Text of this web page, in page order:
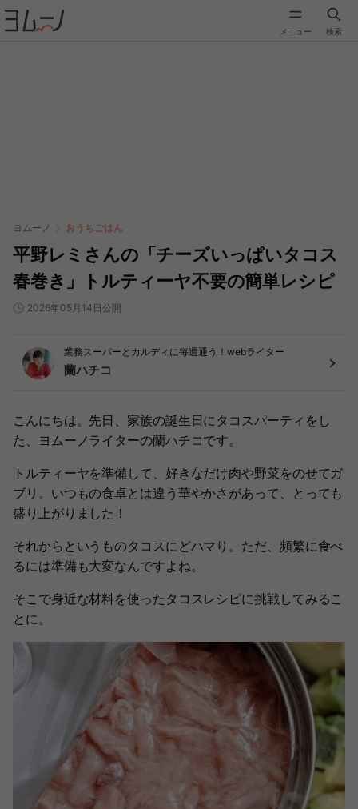
メニュー 検索
ヨムーノ おうちごはん
平野レミさんの「チーズいっぱいタコス
春巻き」トルティーヤ不要の簡単レシピ
2026年05月14日公開
業務スーパーとカルディに毎週通う！webライター
蘭ハチコ
こんにちは。先日、家族の誕生日にタコスパーティをし
た、ヨムーノライターの蘭ハチコです。
トルティーヤを準備して、好きなだけ肉や野菜をのせてガ
ブリ。いつもの食卓とは違う華やかさがあって、とっても
盛り上がりました！
それからというものタコスにどハマり。ただ、頻繁に食べ
るには準備も大変なんですよね。
そこで身近な材料を使ったタコスレシピに挑戦してみるこ
とに。